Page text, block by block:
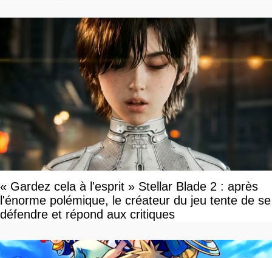
« Gardez cela à l'esprit » Stellar Blade 2 : après
l'énorme polémique, le créateur du jeu tente de se
défendre et répond aux critiques